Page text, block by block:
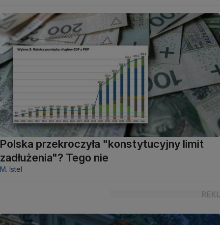
Polska przekroczyła "konstytucyjny limit
zadłużenia"? Tego nie
M. Istel